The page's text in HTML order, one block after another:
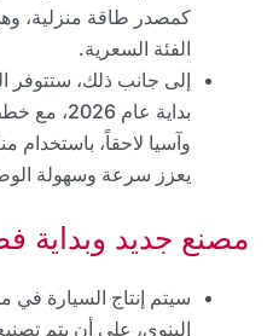
كمصدر طاقة منزلية،
الفئة السعرية.
إلى جانب ذلك، ستتوفر
بداية عام
يعزز سرعة وسهولة
مصنع جديد وبداية
سيتم إنتاج السيارة في
إلينوي، على أن يتم